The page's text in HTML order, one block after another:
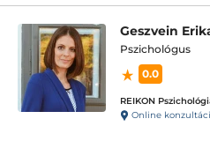
Geszvein
Pszichológus
0.0
Online